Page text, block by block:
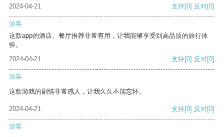
2024-04-21 支持[0] 反对[0]
游客
这款app的酒店、餐厅推荐非常有用，让我能够享受到高品质的旅行体
验。
2024-04-21
支持[0] 反对[0]
游客
这款游戏的剧情非常感人，让我久久不能忘怀。
2024-04-21 支持[0] 反对[0]
游客